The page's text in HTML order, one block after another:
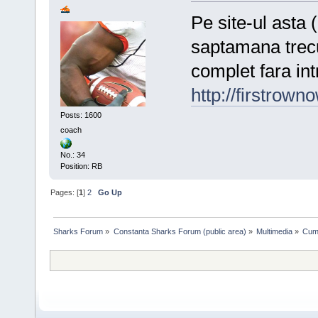
Posts: 1600
coach
No.: 34
Position: RB
Pe site-ul asta
saptamana
complet fara
http://
Pages: [1]2 Go Up
Sharks Forum » Constanta Sharks Forum (public area) » Multimedia»